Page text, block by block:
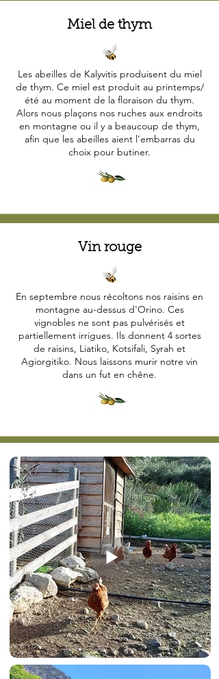
Miel de thym
Les abeilles de Kalyvitis produisent du miel
de thym. Ce miel est produit au printemps/
été au moment de la floraison du thym.
Alors nous plaçons nos ruches aux endroits
en montagne ou il y a beaucoup de thym,
afin que les abeilles aient l'embarras du
choix pour butiner.
Vin rouge
En septembre nous récoltons nos raisins en
montagne au-dessus d'Orino. Ces
vignobles ne sont pas pulvérisés et
partiellement irrigues. Ils donnent 4 sortes
de raisins, Liatiko, Kotsifali, Syrah et
Agiorgitiko. Nous laissons murir notre vin
dans un fut en chêne.